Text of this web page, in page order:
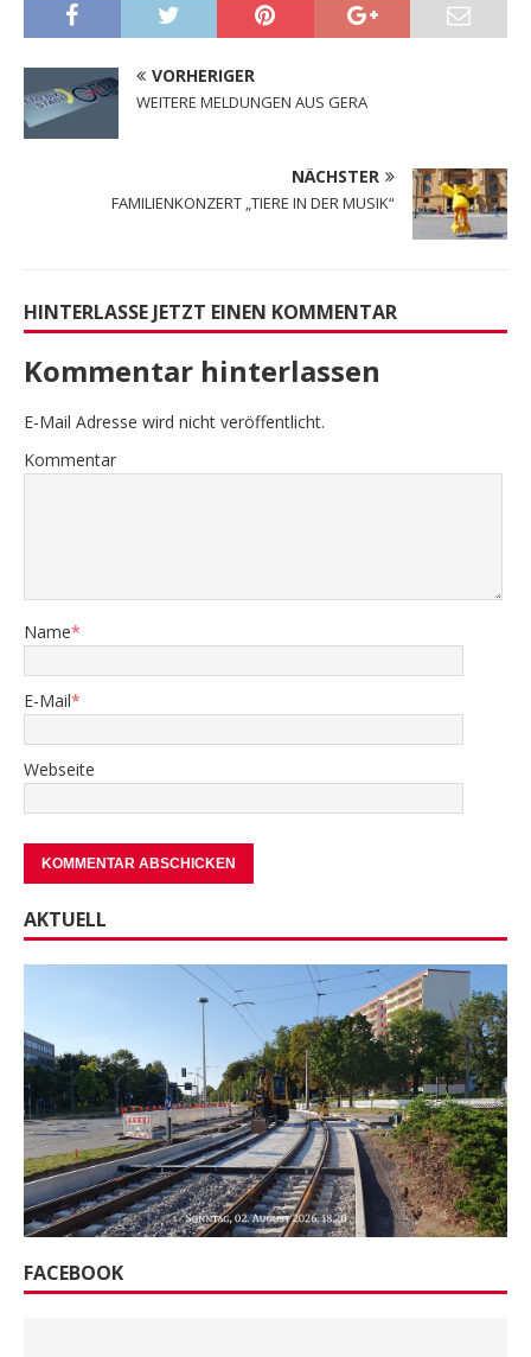
VORHERIGER
WEITERE MELDUNGEN AUS GERA
NÄCHSTER
FAMILIENKONZERT „TIERE IN DER MUSIK“
HINTERLASSE JETZT EINEN KOMMENTAR
Kommentar hinterlassen
E-Mail Adresse wird nicht veröffentlicht.
Kommentar
Name*
E-Mail*
Webseite
AKTUELL
FACEBOOK